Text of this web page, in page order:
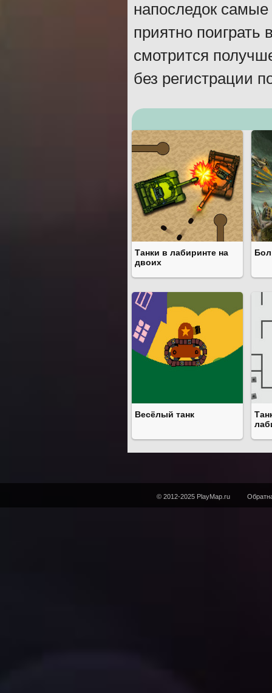
напоследок
приятно поиграть
смотрится
без регистрации
Танки в лабиринте на
двоих
Весёлый танк
© 2012-2025 PlayMap.ru